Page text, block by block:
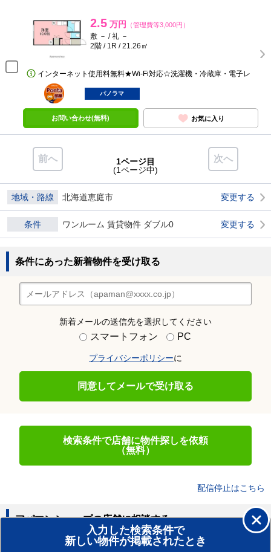
2.5 万円 （管理費等3,000円）
敷 － / 礼 －
2階 / 1R / 21.26㎡
インターネット使用料無料★Wi-Fi対応☆洗濯機・冷蔵庫・電子レ
ポンタ
部屋
パノラマ
お問い合わせ(無料) お気に入り
前へ 次へ
1ページ目
(1ページ中)
地域・路線 北海道恵庭市 変更する
条件 ワンルーム 賃貸物件 ダブル0 変更する
条件にあった新着物件を受け取る
新着メールの送信先を選択してください
スマートフォン PC
プライバシーポリシーに
同意してメールで受け取る
検索条件で店舗に物件探しを依頼
（無料）
配信停止はこちら
入力した検索条件で
新しい物件が掲載されたとき
アパマンショップの店舗に相談する
賃貸のプロがお部屋探し！